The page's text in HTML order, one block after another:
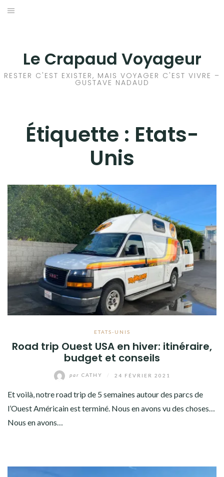
Aller
Le Crapaud Voyageur
RESTER C'EST EXISTER, MAIS VOYAGER C'EST VIVRE –
GUSTAVE NADAUD
Étiquette : Etats-
Unis
ETATS-UNIS
Road trip Ouest USA en hiver: itinéraire,
budget et conseils
par CATHY 24 FÉVRIER 2021
Et voilà, notre road trip de 5 semaines autour des parcs de
l’Ouest Américain est terminé. Nous en avons vu des choses…
Nous en avons…
EUROPE
AMÉRIQUE CENTRALE
AMÉRIQUE DU SUD
TOUR DU MONDE 2020-2021
CONTACT